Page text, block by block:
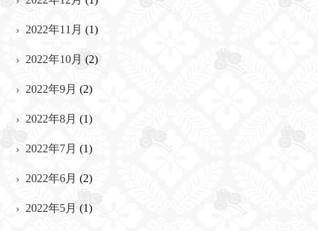
2022年11月 (1)
2022年10月 (2)
2022年9月 (2)
2022年8月 (1)
2022年7月 (1)
2022年6月 (2)
2022年5月 (1)